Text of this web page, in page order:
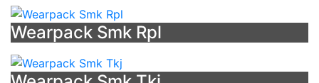
Modern
-
Desain
Wearpack Smk Rpl